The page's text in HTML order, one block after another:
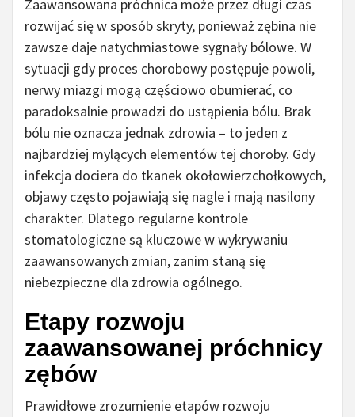
Zaawansowana próchnica może przez długi czas
rozwijać się w sposób skryty, ponieważ zębina nie
zawsze daje natychmiastowe sygnały bólowe. W
sytuacji gdy proces chorobowy postępuje powoli,
nerwy miazgi mogą częściowo obumierać, co
paradoksalnie prowadzi do ustąpienia bólu. Brak
bólu nie oznacza jednak zdrowia – to jeden z
najbardziej mylących elementów tej choroby. Gdy
infekcja dociera do tkanek okołowierzchołkowych,
objawy często pojawiają się nagle i mają nasilony
charakter. Dlatego regularne kontrole
stomatologiczne są kluczowe w wykrywaniu
zaawansowanych zmian, zanim staną się
niebezpieczne dla zdrowia ogólnego.
Etapy rozwoju
zaawansowanej próchnicy
zębów
Prawidłowe zrozumienie etapów rozwoju